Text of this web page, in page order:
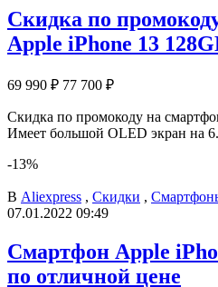
Скидка по
Apple iPhone 13
69 990 ₽ 77 700 ₽
Скидка по промокоду на
Имеет большой OLED экран на
-13%
В Aliexpress , Скидки ,
07.01.2022 09:49
Смартфон Apple
по отличной цене